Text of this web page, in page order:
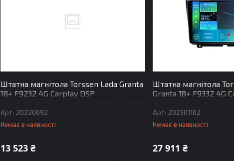
Штатна магнітола Torssen Lada Granta
18+ F9232 4G Carplay DSP
20220692
Немає в наявності
13 523 ₴
Штатна магнітола
Granta 18+ F9332 4G
202301162
Немає в наявності
27 911 ₴